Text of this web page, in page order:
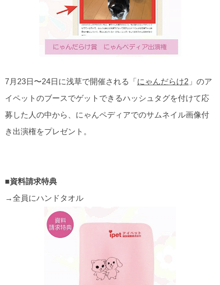
7月23日〜24日に浅草で開催される「 にゃんだらけ2 」のア
イペットのブースでゲットできるハッシュタグを付けて応
募した人の中から、にゃんペディアでのサムネイル画像付
き出演権をプレゼント。
■資料請求特典
→全員にハンドタオル